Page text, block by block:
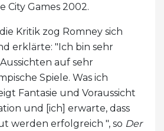
City Games 2002.
Kritik zog Romney sich
erklärte: "Ich bin sehr
auf sehr
Spiele. Was ich
Fantasie und Voraussicht
und [ich] erwarte, dass
werden erfolgreich ", so Der